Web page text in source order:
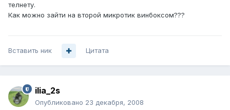
телнету.
Как можно зайти на второй микротик винбоксом???
Вставить ник Цитата
ilia_2s
Опубликовано 23 декабря, 2008